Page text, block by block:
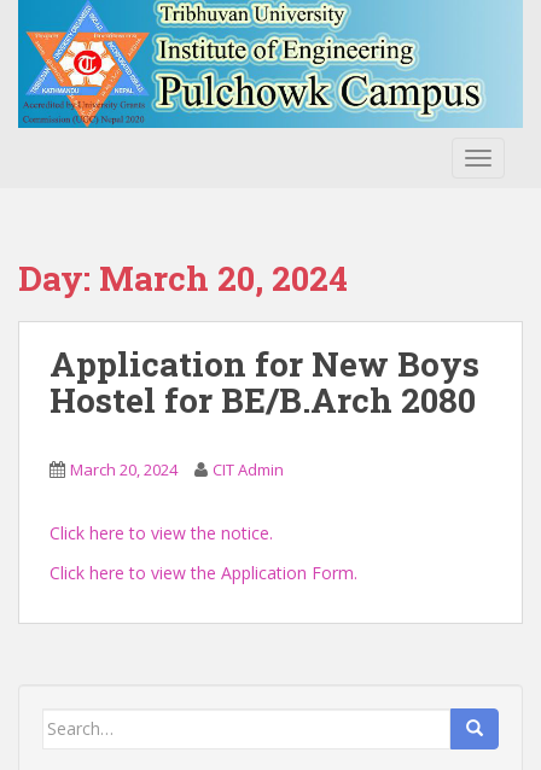
Day: March 20, 2024
Application for New Boys
Hostel for BE/B.Arch 2080
March 20, 2024 CIT Admin
Click here to view the notice.
Click here to view the Application Form.
Search